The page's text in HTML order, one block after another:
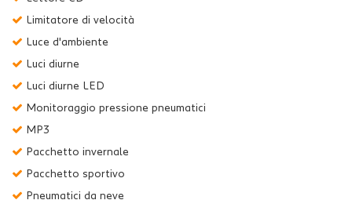
Limitatore di velocità
Luce d'ambiente
Luci diurne
Luci diurne LED
Monitoraggio pressione pneumatici
MP3
Pacchetto invernale
Pacchetto sportivo
Pneumatici da neve